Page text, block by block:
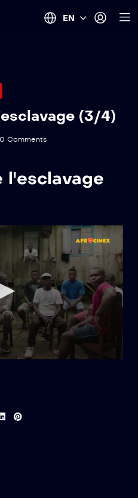
EN
(3/4)
0 Comments
l'esclavage